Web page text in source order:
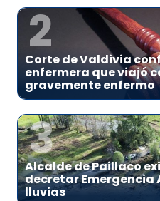
2
Corte de Valdivia
enfermera que viajó
gravemente enfermo
3
Alcalde de Paillaco
decretar Emergencia
lluvias